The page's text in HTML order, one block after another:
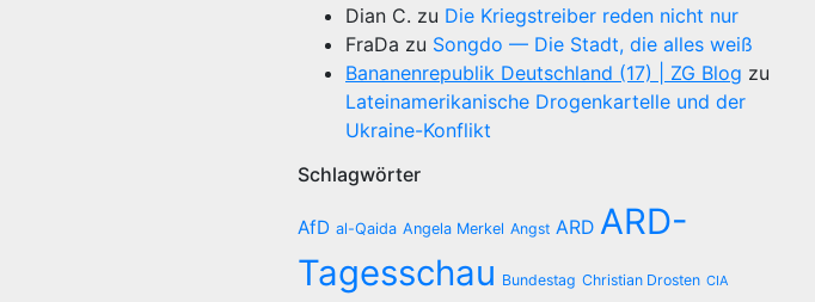
Dian C. zu Die Kriegstreiber reden nicht nur
FraDa zu Songdo — Die Stadt, die alles weiß
Bananenrepublik Deutschland (17) | ZG Blog zu
Lateinamerikanische Drogenkartelle und der
Ukraine-Konflikt
Schlagwörter
AfD al-Qaida Angela Merkel Angst ARD ARD-
Tagesschau Bundestag Christian Drosten CIA